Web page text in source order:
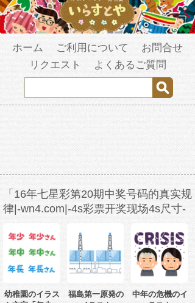
ホーム ご利用について
お問合せ
リクエスト
よくあるご質問
「16年七星彩第20期中奖号码的真实规
律|-wn4.com|-4s彩票开奖现场4s尺寸-
w3b2s1-2023年3月19日6时5分38
秒-6vo9rh9ay.com」の検索結果
幼稚園のイラス
福島第一原発の
中年の危機のイ